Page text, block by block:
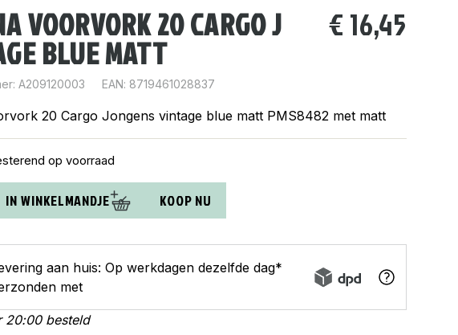
VOORVORK 20 CARGO J
BLUE MATT
€ 16,45
A209120003 EAN: 8719461028837
20 Cargo Jongens vintage blue matt PMS8482 met matt
op voorraad
IN WINKELMANDJE KOOP NU
aan huis: Op werkdagen dezelfde dag*
met
20:00 besteld